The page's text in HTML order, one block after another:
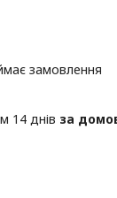
замовлення
14 днів за